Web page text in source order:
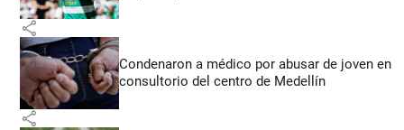
share
Condenaron a médico por abusar de joven en
consultorio del centro de Medellín
share